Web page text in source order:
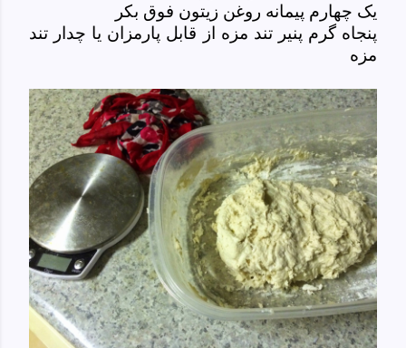
یک چهارم پیمانه روغن زیتون فوق بکر
پنجاه گرم پنیر تند مزه از قابل پارمزان یا چدار تند
مزه